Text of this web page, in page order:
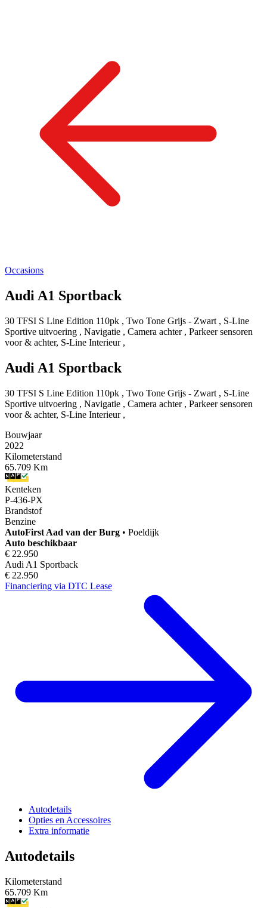
Occasions
Audi A1 Sportback
30 TFSI S Line Edition 110pk , Two Tone Grijs - Zwart , S-Line
Sportive uitvoering , Navigatie , Camera achter , Parkeer sensoren
voor & achter, S-Line Interieur ,
Audi A1 Sportback
30 TFSI S Line Edition 110pk , Two Tone Grijs - Zwart , S-Line
Sportive uitvoering , Navigatie , Camera achter , Parkeer sensoren
voor & achter, S-Line Interieur ,
Bouwjaar
2022
Kilometerstand
65.709 Km
Kenteken
P-436-PX
Brandstof
Benzine
AutoFirst Aad van der Burg • Poeldijk
Auto beschikbaar
€ 22.950
Audi A1 Sportback
€ 22.950
Financiering via DTC Lease
Autodetails
Opties en Accessoires
Extra informatie
Autodetails
Kilometerstand
65.709 Km